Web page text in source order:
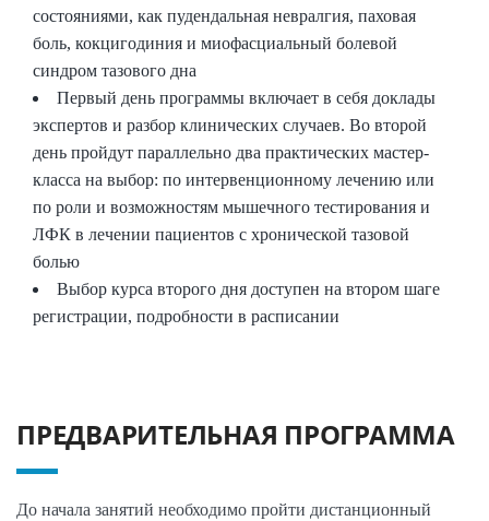
состояниями, как пудендальная невралгия, паховая
боль, кокцигодиния и миофасциальный болевой
синдром тазового дна
Первый день программы включает в себя доклады
экспертов и разбор клинических случаев. Во второй
день пройдут параллельно два практических мастер-
класса на выбор: по интервенционному лечению или
по роли и возможностям мышечного тестирования и
ЛФК в лечении пациентов с хронической тазовой
болью
Выбор курса второго дня доступен на втором шаге
регистрации, подробности в расписании
ПРЕДВАРИТЕЛЬНАЯ ПРОГРАММА
До начала занятий необходимо пройти дистанционный